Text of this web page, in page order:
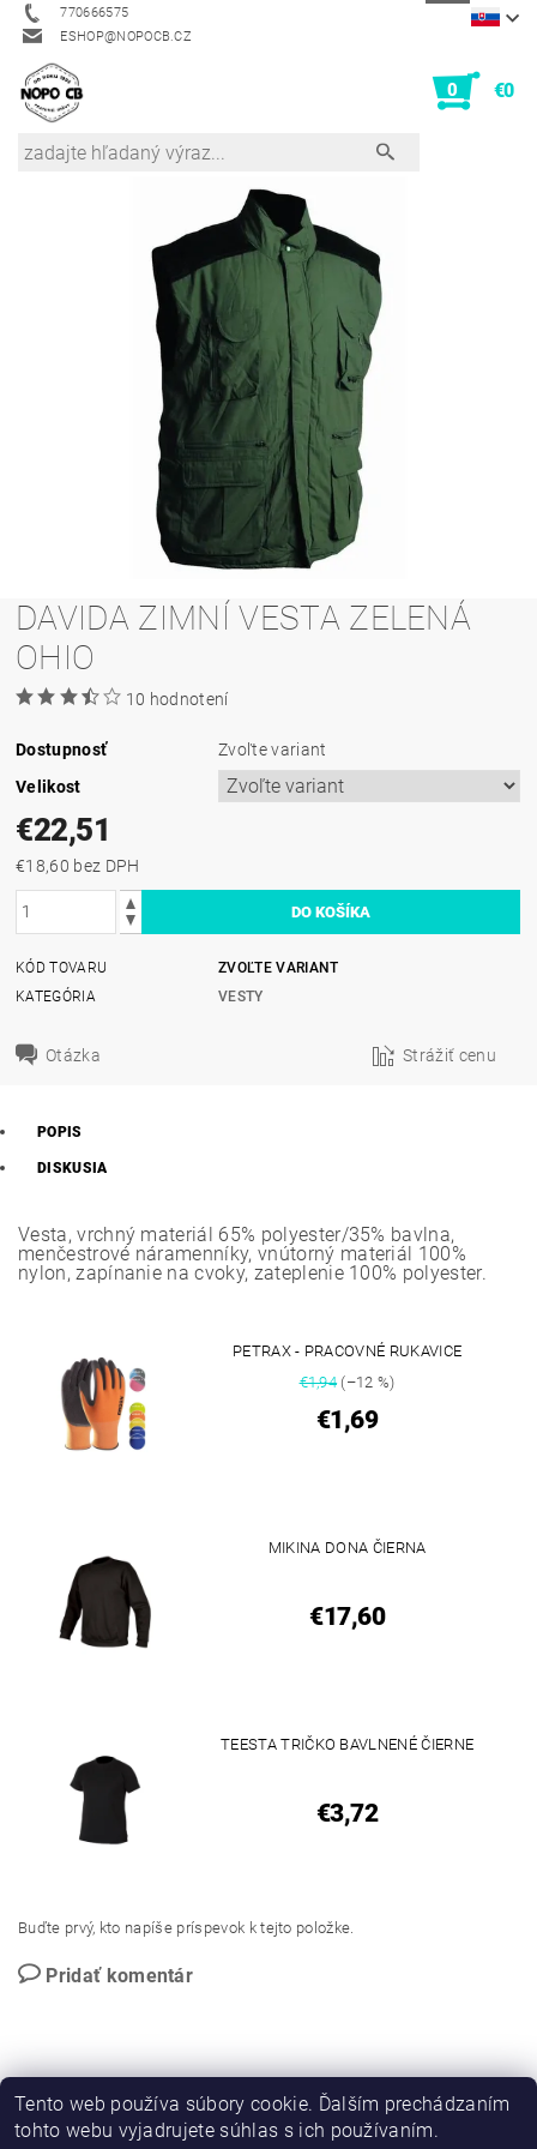
770666575
ESHOP@NOPOCB.CZ
0 €0
DAVIDA ZIMNÍ VESTA ZELENÁ
OHIO
10 hodnotení
Dostupnosť
Zvoľte variant
Velikost
€22,51
€18,60 bez DPH
KÓD TOVARU
ZVOĽTE VARIANT
KATEGÓRIA
VESTY
Otázka Strážiť cenu
POPIS
DISKUSIA
Vesta, vrchný materiál 65% polyester/35% bavlna,
menčestrové náramenníky, vnútorný materiál 100%
nylon, zapínanie na cvoky, zateplenie 100% polyester.
PETRAX - PRACOVNÉ RUKAVICE
€1,94(–12 %)
€1,69
MIKINA DONA ČIERNA
€17,60
TEESTA TRIČKO BAVLNENÉ ČIERNE
€3,72
Buďte prvý, kto napíše príspevok k tejto položke.
Pridať komentár
Tento web používa súbory cookie. Ďalším prechádzaním
tohto webu vyjadrujete súhlas s ich používaním.